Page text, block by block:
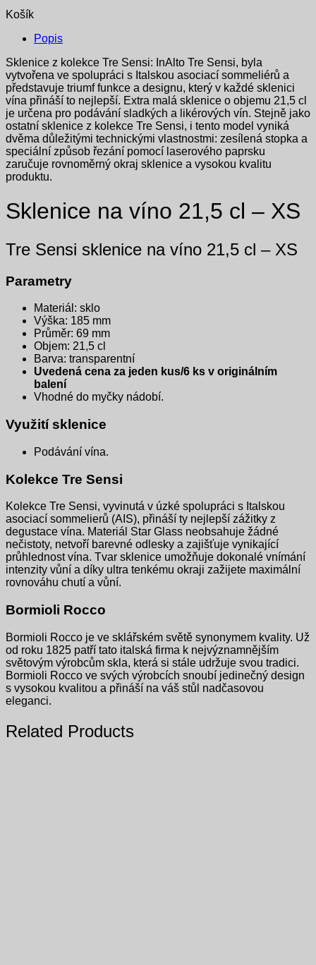
Košík
Popis
Sklenice z kolekce Tre Sensi: InAlto Tre Sensi, byla
vytvořena ve spolupráci s Italskou asociací sommeliérů a
představuje triumf funkce a designu, který v každé sklenici
vína přináší to nejlepší. Extra malá sklenice o objemu 21,5 cl
je určena pro podávání sladkých a likérových vín. Stejně jako
ostatní sklenice z kolekce Tre Sensi, i tento model vyniká
dvěma důležitými technickými vlastnostmi: zesílená stopka a
speciální způsob řezání pomocí laserového paprsku
zaručuje rovnoměrný okraj sklenice a vysokou kvalitu
produktu.
Sklenice na víno 21,5 cl – XS
Tre Sensi sklenice na víno 21,5 cl – XS
Parametry
Materiál: sklo
Výška: 185 mm
Průměr: 69 mm
Objem: 21,5 cl
Barva: transparentní
Uvedená cena za jeden kus/6 ks v originálním
balení
Vhodné do myčky nádobí.
Využití sklenice
Podávání vína.
Kolekce Tre Sensi
Kolekce Tre Sensi, vyvinutá v úzké spolupráci s Italskou
asociací sommelierů (AIS), přináší ty nejlepší zážitky z
degustace vína. Materiál Star Glass neobsahuje žádné
nečistoty, netvoří barevné odlesky a zajišťuje vynikající
průhlednost vína. Tvar sklenice umožňuje dokonalé vnímání
intenzity vůní a díky ultra tenkému okraji zažijete maximální
rovnováhu chutí a vůní.
Bormioli Rocco
Bormioli Rocco je ve sklářském světě synonymem kvality. Už
od roku 1825 patří tato italská firma k nejvýznamnějším
světovým výrobcům skla, která si stále udržuje svou tradici.
Bormioli Rocco ve svých výrobcích snoubí jedinečný design
s vysokou kvalitou a přináší na váš stůl nadčasovou
eleganci.
Related Products